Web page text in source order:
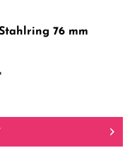
76 mm